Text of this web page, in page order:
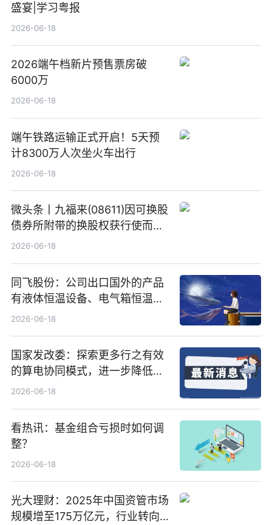
盛宴|学习粤报
2026-06-18
2026端午档新片预售票房破
6000万
2026-06-18
端午铁路运输正式开启！5天预
计8300万人次坐火车出行
2026-06-18
微头条丨九福来(08611)因可换股
债券所附带的换股权获行使而发
行5200万股
2026-06-18
同飞股份：公司出口国外的产品
有液体恒温设备、电气箱恒温装
置、纯水冷却单元和特种换热器
2026-06-18
国家发改委：探索更多行之有效
的算电协同模式，进一步降低网
络传输时延_最资讯
2026-06-18
看热讯：基金组合亏损时如何调
整？
2026-06-18
光大理财：2025年中国资管市场
规模增至175万亿元，行业转向